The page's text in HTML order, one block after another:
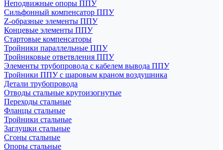
Неподвижные опоры ППУ
Cильфонный компенсатор ППУ
Z-образные элементы ППУ
Концевые элементы ППУ
Стартовые компенсаторы
Тройники параллельные ППУ
Тройниковые ответвления ППУ
Элементы трубопровода с кабелем вывода ППУ
Тройники ППУ с шаровым краном воздушника
Детали трубопровода
Отводы стальные крутоизогнутые
Переходы стальные
Фланцы стальные
Тройники стальные
Заглушки стальные
Сгоны стальные
Опоры стальные